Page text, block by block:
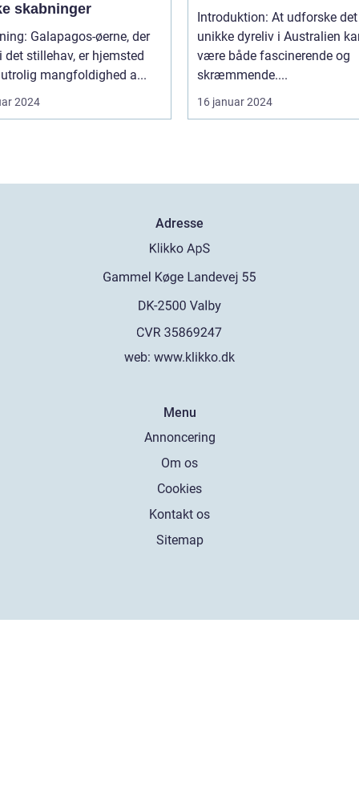
skabninger
øerne, der
det stillehav, er hjemsted
mangfoldighed a...
2024
Introduktion: At udforske det
unikke dyreliv i Australien
være både fascinerende og
skræmmende....
16 januar 2024
Adresse
web: www.klikko.dk
Menu
Annoncering
Om os
Cookies
Kontakt os
Sitemap